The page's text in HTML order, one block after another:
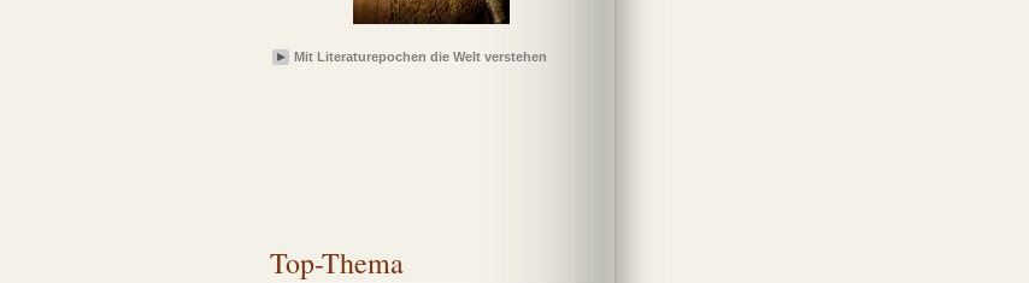
Mit Literaturepochen die Welt verstehen
Top-Thema